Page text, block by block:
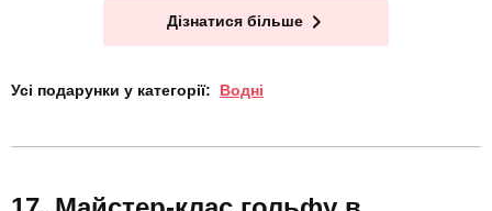
Дізнатися більше
Усі подарунки у категорії: Водні